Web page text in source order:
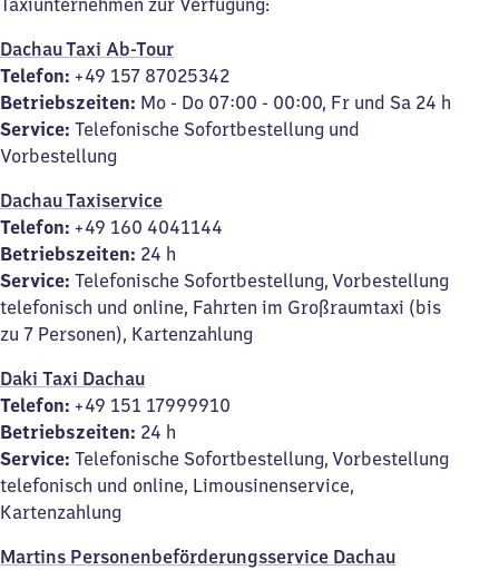
Dachau Taxi Ab-Tour
Telefon: +49 157 87025342
Betriebszeiten: Mo - Do 07:00 - 00:00, Fr und Sa 24 h
Service: Telefonische Sofortbestellung und
Vorbestellung
Dachau Taxiservice
Telefon: +49 160 4041144
Betriebszeiten: 24 h
Service: Telefonische Sofortbestellung, Vorbestellung
telefonisch und online, Fahrten im Großraumtaxi (bis
zu 7 Personen), Kartenzahlung
Daki Taxi Dachau
Telefon: +49 151 17999910
Betriebszeiten: 24 h
Service: Telefonische Sofortbestellung, Vorbestellung
telefonisch und online, Limousinenservice,
Kartenzahlung
Martins Personenbeförderungsservice Dachau